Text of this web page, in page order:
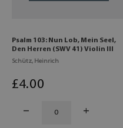
Psalm 103: Nun Lob, Mein Seel,
Den Herren (SWV 41) Violin III
Schütz, Heinrich
£4.00